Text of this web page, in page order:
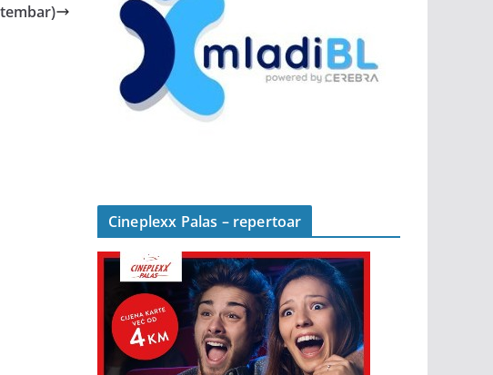
Cineplexx Palas – repertoar